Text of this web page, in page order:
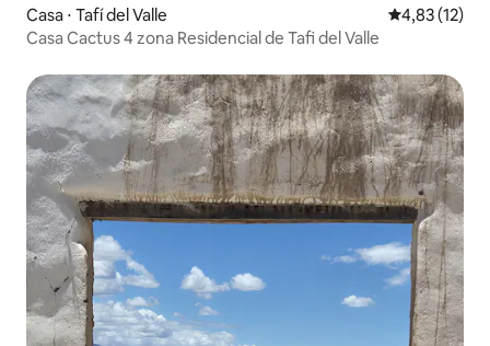
Casa ⋅ Tafí del Valle 4,83 de uma
4,83 (12)
Casa Cactus 4 zona Residencial de Tafi del Valle